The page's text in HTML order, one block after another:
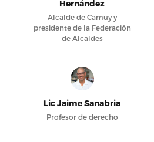
Hernández
Alcalde de Camuy y
presidente de la Federación
de Alcaldes
Lic Jaime Sanabria
Profesor de derecho